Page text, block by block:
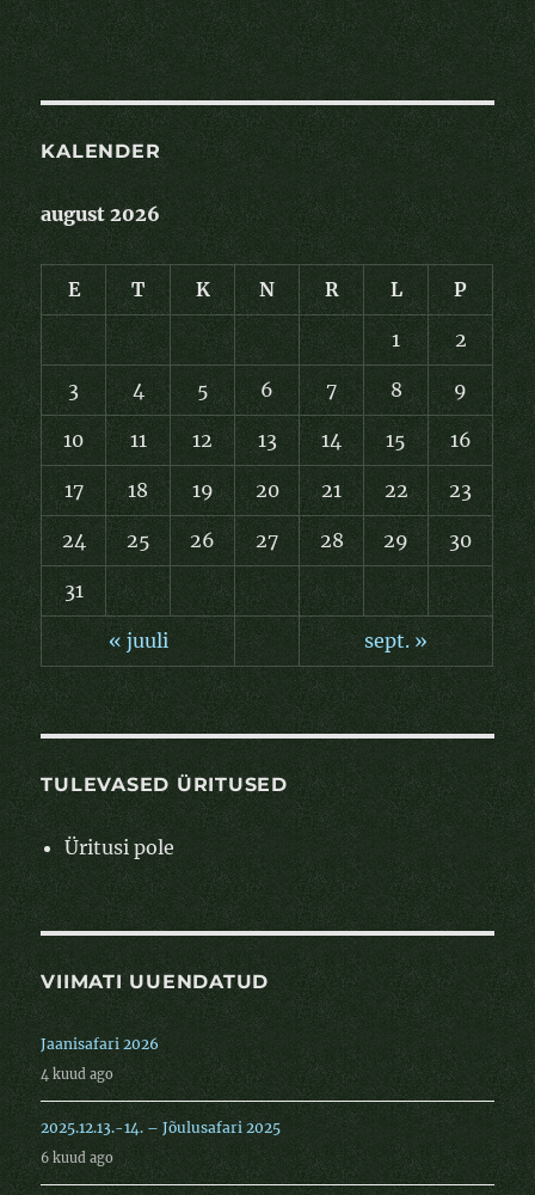
KALENDER
august 2026
E T K N R L P
1 2
3 4 5 6 7 8 9
10 11 12 13 14 15 16
17 18 19 20 21 22 23
24 25 26 27 28 29 30
31
« juuli sept. »
TULEVASED ÜRITUSED
Üritusi pole
VIIMATI UUENDATUD
Jaanisafari 2026
4 kuud ago
2025.12.13.-14. – Jõulusafari 2025
6 kuud ago